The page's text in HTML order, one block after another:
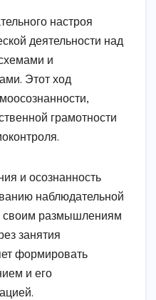
настроя
деятельности над
и
Этот ход
грамотности
и осознанность
наблюдательной
своим размышлениям
занятия
формировать
и его